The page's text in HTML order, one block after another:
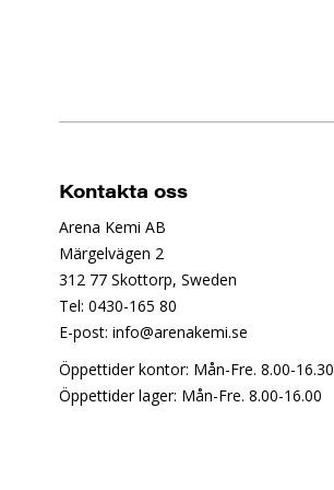
Kontakta oss
Arena Kemi AB
Märgelvägen 2
312 77 Skottorp, Sweden
Tel: 0430-165 80
E-post: info@arenakemi.se
Öppettider kontor: Mån-Fre. 8.00-16.30
Öppettider lager: Mån-Fre. 8.00-16.00